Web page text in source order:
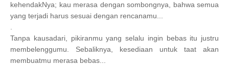
kehendakNya; kau merasa dengan sombongnya, bahwa semua
yang terjadi harus sesuai dengan rencanamu...
Tanpa kausadari, pikiranmu yang selalu ingin bebas itu justru
membelenggumu. Sebaliknya, kesediaan untuk taat akan
membuatmu merasa bebas...